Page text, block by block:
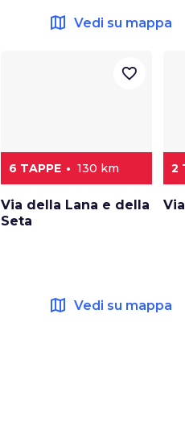
map Vedi su mappa
6 TAPPE 130 km
Via della Lana e della
Seta
favorite_border
2
map Vedi su mappa